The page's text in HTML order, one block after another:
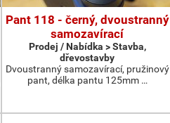
Pant 118 - černý, dvoustranný
samozavírací
Prodej / Nabídka > Stavba,
dřevostavby
Dvoustranný samozavírací, pružinový
pant, délka pantu 125mm …